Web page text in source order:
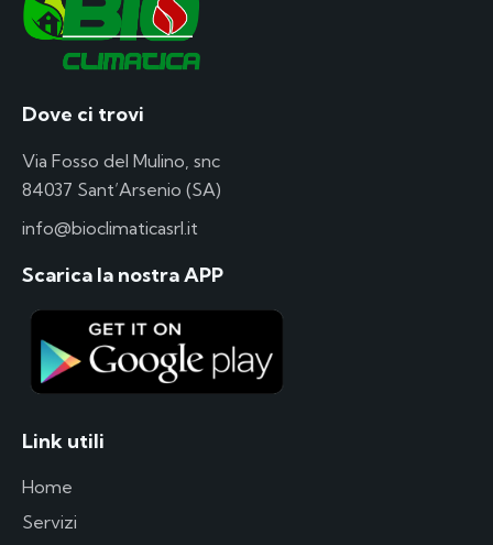
Dove ci trovi
Via Fosso del Mulino, snc
84037 Sant’Arsenio (SA)
info@bioclimaticasrl.it
Scarica la nostra APP
Link utili
Home
Servizi